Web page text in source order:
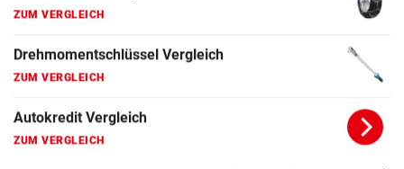
ZUM VERGLEICH
Autokredit Vergleich
ZUM VERGLEICH
Kompressor Vergleich
ZUM VERGLEICH